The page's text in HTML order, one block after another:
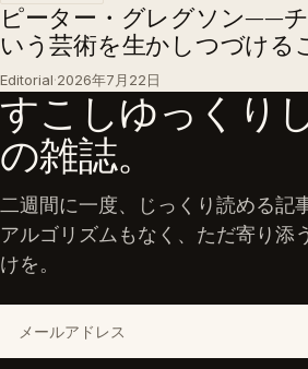
ピーター・グレグソン——
いう芸術を生かしつづける
Editorial·2026年7月22日
すこしゆっくり
の雑誌。
二週間に一度、じっくり読める記
アルゴリズムもなく、ただ寄り添
けを。